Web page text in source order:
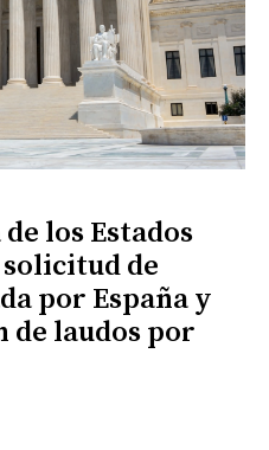
los Estados
de
por España y
de laudos por